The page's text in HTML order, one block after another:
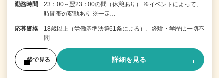
勤務時間
23：00～翌23：00の間（休憩あり） ※イベントによって、
時間帯の変動あり ※一定…
応募資格
18歳以上（労働基準法第61条による）、経験・学歴は一切不
問
後で見る 詳細を見る